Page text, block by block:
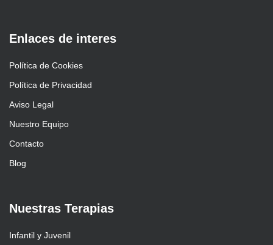
Enlaces de interes
Política de Cookies
Política de Privacidad
Aviso Legal
Nuestro Equipo
Contacto
Blog
Nuestras Terapias
Infantil y Juvenil